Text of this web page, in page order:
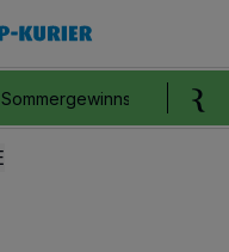
Sommergewinnspiel